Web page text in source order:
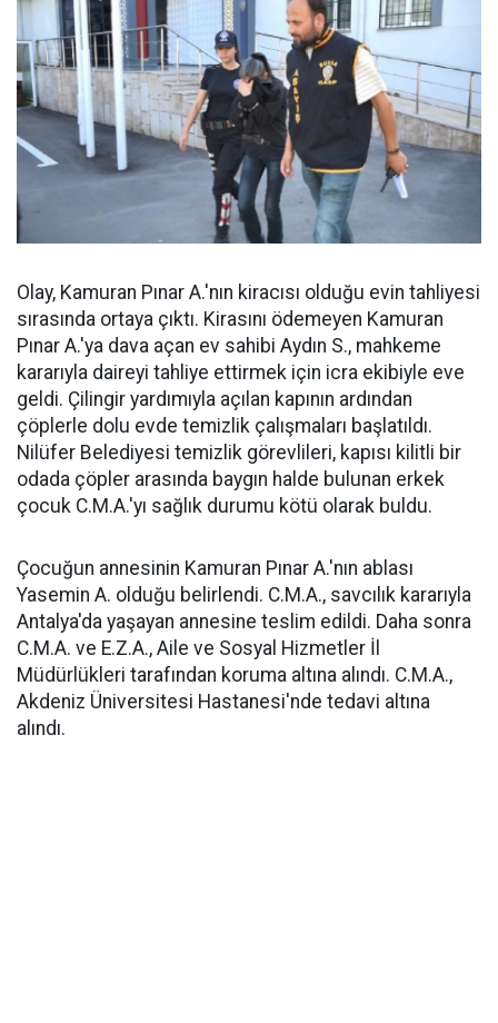
Olay, Kamuran Pınar A.'nın kiracısı olduğu evin tahliyesi
sırasında ortaya çıktı. Kirasını ödemeyen Kamuran
Pınar A.'ya dava açan ev sahibi Aydın S., mahkeme
kararıyla daireyi tahliye ettirmek için icra ekibiyle eve
geldi. Çilingir yardımıyla açılan kapının ardından
çöplerle dolu evde temizlik çalışmaları başlatıldı.
Nilüfer Belediyesi temizlik görevlileri, kapısı kilitli bir
odada çöpler arasında baygın halde bulunan erkek
çocuk C.M.A.'yı sağlık durumu kötü olarak buldu.
Çocuğun annesinin Kamuran Pınar A.'nın ablası
Yasemin A. olduğu belirlendi. C.M.A., savcılık kararıyla
Antalya'da yaşayan annesine teslim edildi. Daha sonra
C.M.A. ve E.Z.A., Aile ve Sosyal Hizmetler İl
Müdürlükleri tarafından koruma altına alındı. C.M.A.,
Akdeniz Üniversitesi Hastanesi'nde tedavi altına
alındı.